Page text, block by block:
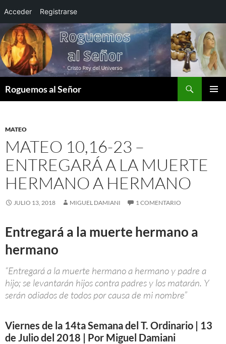
Acceder Registrarse
Saltar
al
contenido
Roguemos al Señor
MATEO
MATEO 10,16-23 –
ENTREGARÁ A LA MUERTE
HERMANO A HERMANO
JULIO 13, 2018 MIGUEL DAMIANI 1 COMENTARIO
Entregará a la muerte hermano a
hermano
“Entregará a la muerte hermano a hermano y padre a
hijo; se levantarán hijos contra padres y los matarán. Y
serán odiados de todos por causa de mi nombre”
Viernes de la 14ta Semana del T. Ordinario | 13
de Julio del 2018 | Por Miguel Damiani